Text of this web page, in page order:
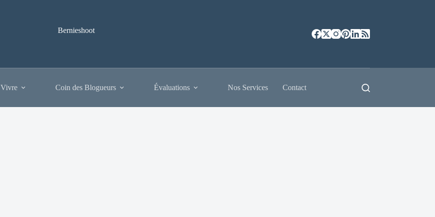
Bernieshoot
Coin des Blogueurs Évaluations Nos Services Contact